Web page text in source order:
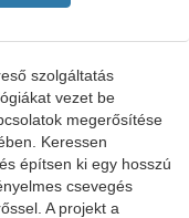
szolgáltatás
vezet be
megerősítése
Keressen
építsen ki egy hosszú
csevegés
A projekt a